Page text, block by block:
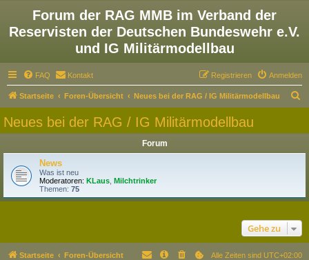
Forum der RAG MMB im Verband der
Reservisten der Deutschen Bundeswehr e.V.
und IG Militärmodellbau
FAQ Kontakt Anmelden
Registrieren
Startseite Foren-Übersicht Neues bei der RAG / IG Militärmodellbau
Neues bei der RAG / IG Militärmodellbau
Forum
News
Was ist neu
Moderatoren: KLaus Milchtrinker
Themen: 75
Gehe zu
Startseite Foren-Übersicht Alle Zeiten sind UTC+02:00